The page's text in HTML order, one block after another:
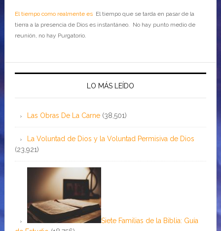
El tiempo como realmente esEl tiempo que se tarda en pasar de la
tierra a la presencia de Dios es instantáneo. No hay punto medio de
reunión, no hay Purgatorio.
LO MÁS LEÍDO
Las Obras De La Carne (38,501)
La Voluntad de Dios y la Voluntad Permisiva de Dios
(23,921)
Siete Familias de la Biblia: Guía